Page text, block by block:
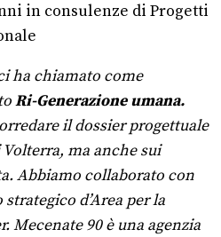
in consulenze di Progetti
ha chiamato come
Ri-Generazione umana.
il dossier progettuale
ma anche sui
Abbiamo collaborato con
d’Area per la
Mecenate 90 è una agenzia